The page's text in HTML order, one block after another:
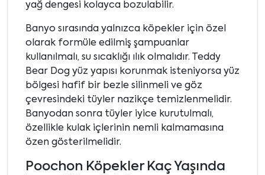
yağ dengesi kolayca bozulabilir.
Banyo sırasında yalnızca köpekler için özel
olarak formüle edilmiş şampuanlar
kullanılmalı, su sıcaklığı ılık olmalıdır. Teddy
Bear Dog yüz yapısı korunmak isteniyorsa yüz
bölgesi hafif bir bezle silinmeli ve göz
çevresindeki tüyler nazikçe temizlenmelidir.
Banyodan sonra tüyler iyice kurutulmalı,
özellikle kulak içlerinin nemli kalmamasına
özen gösterilmelidir.
Poochon Köpekler Kaç Yaşında